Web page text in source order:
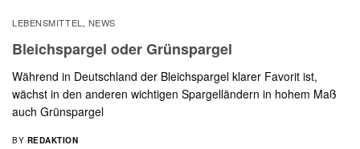
LEBENSMITTEL , NEWS
Bleichspargel oder Grünspargel
Während in Deutschland der Bleichspargel klarer Favorit ist,
wächst in den anderen wichtigen Spargelländern in hohem Maß
auch Grünspargel
BY REDAKTION